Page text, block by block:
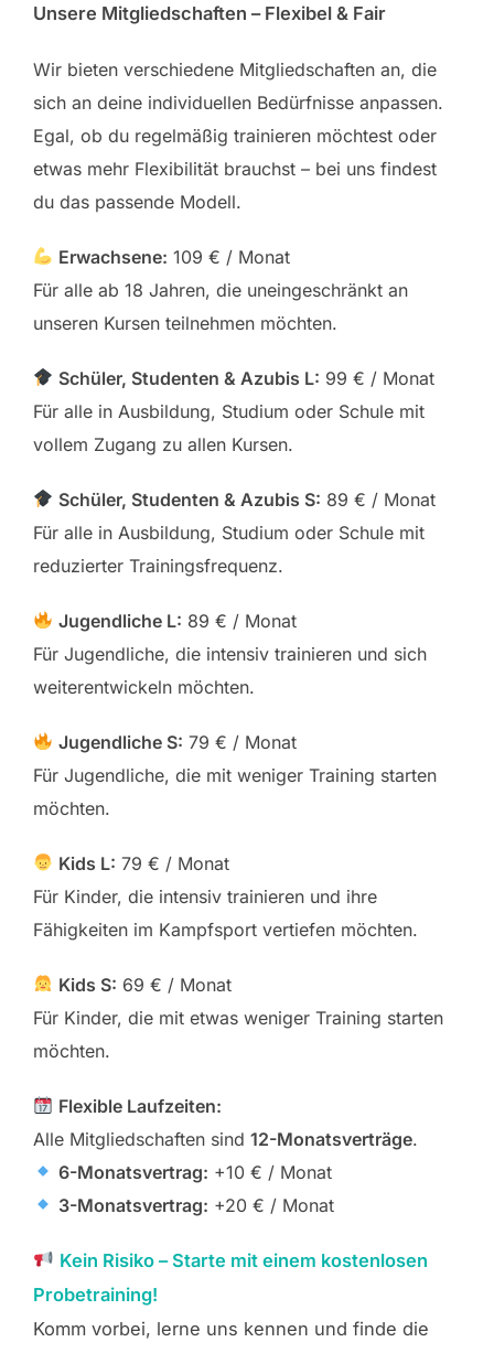
Unsere Mitgliedschaften – Flexibel & Fair
Wir bieten verschiedene Mitgliedschaften an, die
sich an deine individuellen Bedürfnisse anpassen.
Egal, ob du regelmäßig trainieren möchtest oder
etwas mehr Flexibilität brauchst – bei uns findest
du das passende Modell.
Erwachsene: 109 € / Monat
Für alle ab 18 Jahren, die uneingeschränkt an
unseren Kursen teilnehmen möchten.
Schüler, Studenten & Azubis L: 99 € / Monat
Für alle in Ausbildung, Studium oder Schule mit
vollem Zugang zu allen Kursen.
Schüler, Studenten & Azubis S: 89 € / Monat
Für alle in Ausbildung, Studium oder Schule mit
reduzierter Trainingsfrequenz.
Jugendliche L: 89 € / Monat
Für Jugendliche, die intensiv trainieren und sich
weiterentwickeln möchten.
Jugendliche S: 79 € / Monat
Für Jugendliche, die mit weniger Training starten
möchten.
Kids L: 79 € / Monat
Für Kinder, die intensiv trainieren und ihre
Fähigkeiten im Kampfsport vertiefen möchten.
Kids S: 69 € / Monat
Für Kinder, die mit etwas weniger Training starten
möchten.
Flexible Laufzeiten:
Alle Mitgliedschaften sind 12-Monatsverträge.
6-Monatsvertrag: +10 € / Monat
3-Monatsvertrag: +20 € / Monat
Kein Risiko – Starte mit einem kostenlosen
Probetraining!
Komm vorbei, lerne uns kennen und finde die